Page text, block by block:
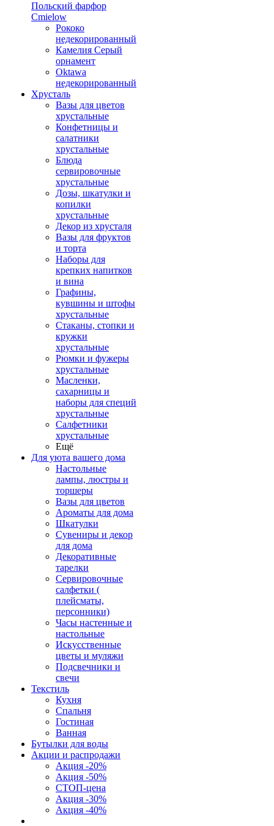
Польский фарфор
Сmielow
Рококо
недекорированный
Камелия Серый
орнамент
Oktawa
недекорированный
Хрусталь
Вазы для цветов
хрустальные
Конфетницы и
салатники
хрустальные
Блюда
сервировочные
хрустальные
Дозы, шкатулки и
копилки
хрустальные
Декор из хрусталя
Вазы для фруктов
и торта
Наборы для
крепких напитков
и вина
Графины,
кувшины и штофы
хрустальные
Стаканы, стопки и
кружки
хрустальные
Рюмки и фужеры
хрустальные
Масленки,
сахарницы и
наборы для специй
хрустальные
Салфетники
хрустальные
Ещё
Для уюта вашего дома
Настольные
лампы, люстры и
торшеры
Вазы для цветов
Ароматы для дома
Шкатулки
Сувениры и декор
для дома
Декоративные
тарелки
Сервировочные
салфетки (
плейсматы,
персонники)
Часы настенные и
настольные
Искусственные
цветы и муляжи
Подсвечники и
свечи
Текстиль
Кухня
Спальня
Гостиная
Ванная
Бутылки для воды
Акции и распродажи
Акция -20%
Акция -50%
СТОП-цена
Акция -30%
Акция -40%